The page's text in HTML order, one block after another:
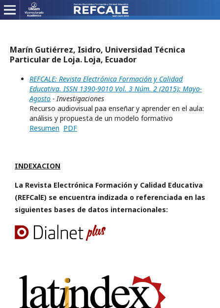
Marín Gutiérrez, Isidro, Universidad Técnica
Particular de Loja. Loja, Ecuador
REFCALE: Revista Electrónica Formación y Calidad
Educativa. ISSN 1390-9010 Vol. 3 Núm. 2 (2015): Mayo-
Agosto - Investigaciones
Recurso audiovisual paa enseñar y aprender en el aula:
análisis y propuesta de un modelo formativo
Resumen PDF
INDEXACION
La Revista Electrónica Formación y Calidad Educativa
(REFCalE) se encuentra indizada o referenciada en las
siguientes bases de datos internacionales: